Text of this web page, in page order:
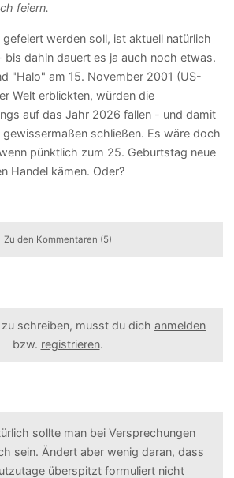
feiern.
werden soll, ist aktuell natürlich
dahin dauert es ja auch noch etwas.
"Halo" am 15. November 2001 (US-
Welt erblickten, würden die
auf das Jahr 2026 fallen - und damit
schließen. Es wäre doch
pünktlich zum 25. Geburtstag neue
Handel kämen. Oder?
Zu den Kommentaren (5)
schreiben, musst du dich anmelden
bzw. registrieren.
sollte man bei Versprechungen
sein. Ändert aber wenig daran, dass
überspitzt formuliert nicht